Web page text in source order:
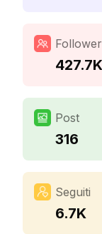
Follower
427.7K
Post
316
Seguiti
6.7K